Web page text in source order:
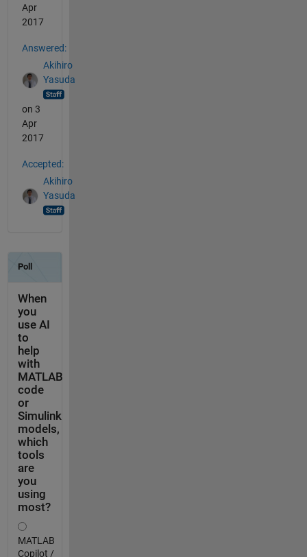
Apr
2017
Answered:
Akihiro
Yasuda
on 3
Apr
2017
Accepted:
Akihiro
Yasuda